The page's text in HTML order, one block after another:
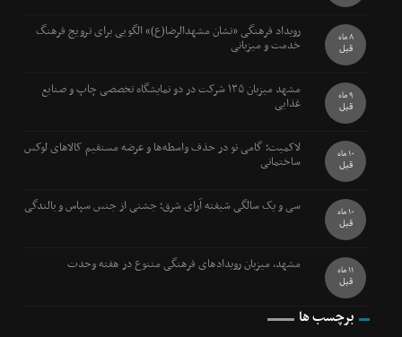
رویداد فرهنگی «نشان مشهدالرضا(ع)» الگویی برای ترویج فرهنگ
خدمت و میزبانی 8 ماه
قبل
مشهد میزبان ۱۳۵ شرکت در دو نمایشگاه تخصصی چاپ و صنایع
غذایی 9 ماه
قبل
لاکمیت؛ گامی نو در حذف واسطه‌ها و عرضه مستقیم کالاهای لوکس
ساختمانی 10 ماه
قبل
سی و یک سالگی شیفته آرای شرق؛ جشنی از جنس سپاس و بالندگی 10 ماه
قبل
مشهد، میزبان رویدادهای فرهنگی متنوع در هفته وحدت 11 ماه
قبل
برچسب ها